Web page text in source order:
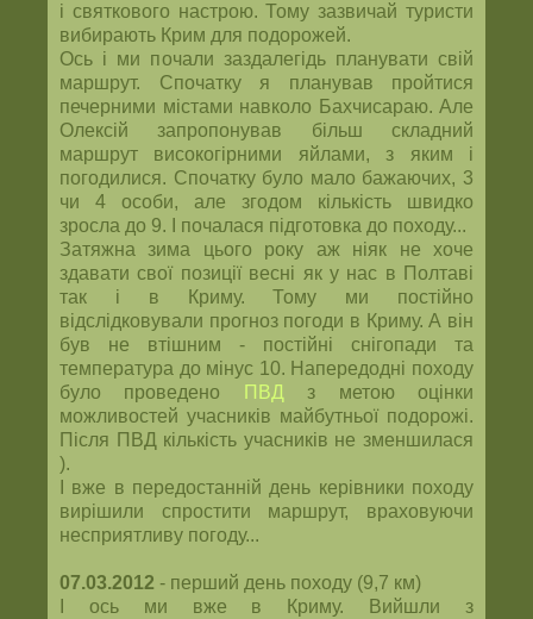
і святкового настрою. Тому зазвичай туристи
вибирають Крим для подорожей.
Ось і ми почали заздалегідь планувати свій
маршрут. Спочатку я планував пройтися
печерними містами навколо Бахчисараю. Але
Олексій запропонував більш складний
маршрут високогірними яйлами, з яким і
погодилися. Спочатку було мало бажаючих, 3
чи 4 особи, але згодом кількість швидко
зросла до 9. І почалася підготовка до походу...
Затяжна зима цього року аж ніяк не хоче
здавати свої позиції весні як у нас в Полтаві
так і в Криму. Тому ми постійно
відслідковували прогноз погоди в Криму. А він
був не втішним - постійні снігопади та
температура до мінус 10. Напередодні походу
було проведено
ПВД
з метою оцінки
можливостей учасників майбутньої подорожі.
Після ПВД кількість учасників не зменшилася
).
І вже в передостанній день керівники походу
вирішили спростити маршрут, враховуючи
несприятливу погоду...
07.03.2012 - перший день походу (9,7 км)
І ось ми вже в Криму. Вийшли з